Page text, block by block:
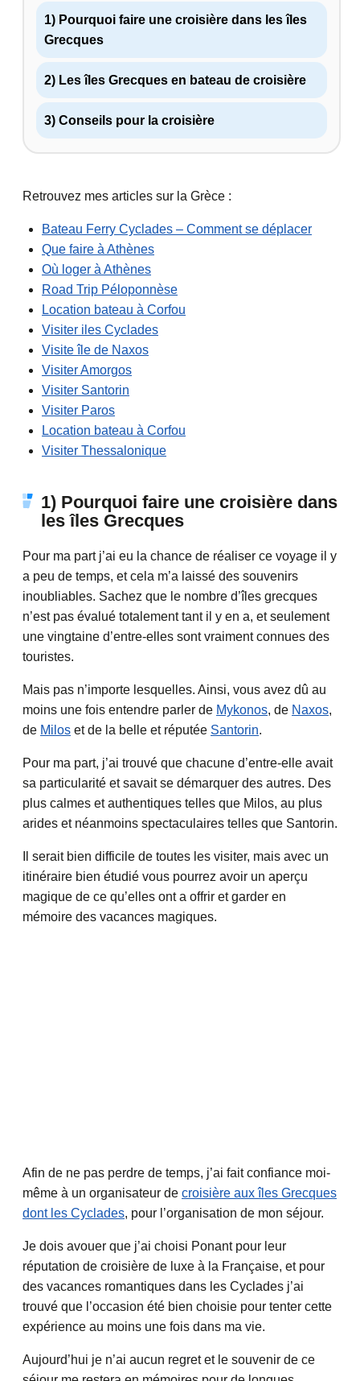
1) Pourquoi faire une croisière dans les îles
Grecques
2) Les îles Grecques en bateau de croisière
3) Conseils pour la croisière
Retrouvez mes articles sur la Grèce :
Bateau Ferry Cyclades – Comment se déplacer
Que faire à Athènes
Où loger à Athènes
Road Trip Péloponnèse
Location bateau à Corfou
Visiter iles Cyclades
Visite île de Naxos
Visiter Amorgos
Visiter Santorin
Visiter Paros
Location bateau à Corfou
Visiter Thessalonique
1) Pourquoi faire une croisière dans
les îles Grecques
Pour ma part j’ai eu la chance de réaliser ce voyage il y
a peu de temps, et cela m’a laissé des souvenirs
inoubliables. Sachez que le nombre d’îles grecques
n’est pas évalué totalement tant il y en a, et seulement
une vingtaine d’entre-elles sont vraiment connues des
touristes.
Mais pas n’importe lesquelles. Ainsi, vous avez dû au
moins une fois entendre parler de Mykonos, de Naxos,
de Milos et de la belle et réputée Santorin.
Pour ma part, j’ai trouvé que chacune d’entre-elle avait
sa particularité et savait se démarquer des autres. Des
plus calmes et authentiques telles que Milos, au plus
arides et néanmoins spectaculaires telles que Santorin.
Il serait bien difficile de toutes les visiter, mais avec un
itinéraire bien étudié vous pourrez avoir un aperçu
magique de ce qu’elles ont a offrir et garder en
mémoire des vacances magiques.
Afin de ne pas perdre de temps, j’ai fait confiance moi-
même à un organisateur de croisière aux îles Grecques
dont les Cyclades, pour l’organisation de mon séjour.
Je dois avouer que j’ai choisi Ponant pour leur
réputation de croisière de luxe à la Française, et pour
des vacances romantiques dans les Cyclades j’ai
trouvé que l’occasion été bien choisie pour tenter cette
expérience au moins une fois dans ma vie.
Aujourd’hui je n’ai aucun regret et le souvenir de ce